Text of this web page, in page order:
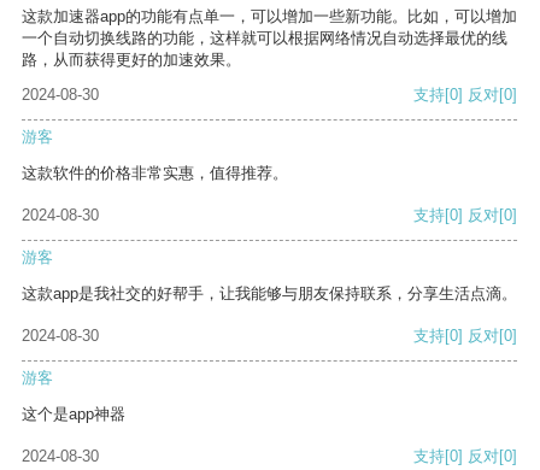
这款加速器app的功能有点单一，可以增加一些新功能。比如，可以增加
一个自动切换线路的功能，这样就可以根据网络情况自动选择最优的线
路，从而获得更好的加速效果。
2024-08-30
支持[0] 反对[0]
游客
这款软件的价格非常实惠，值得推荐。
2024-08-30 支持[0] 反对[0]
游客
这款app是我社交的好帮手，让我能够与朋友保持联系，分享生活点滴。
2024-08-30 支持[0] 反对[0]
游客
这个是app神器
2024-08-30 支持[0] 反对[0]